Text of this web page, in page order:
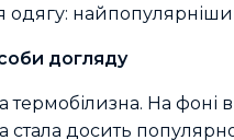
найпопулярніший
догляду
термобілизна. На фоні
стала досить